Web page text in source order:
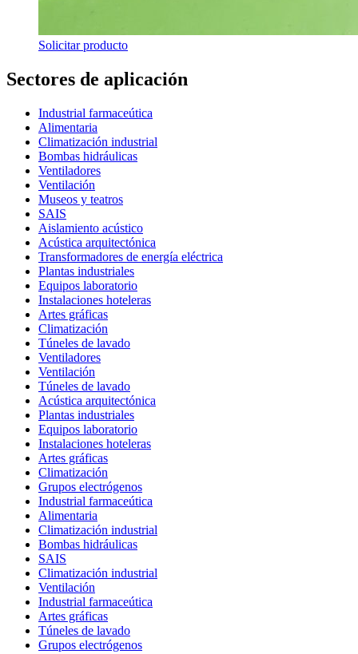
Solicitar producto
Sectores de aplicación
Industrial farmaceútica
Alimentaria
Climatización industrial
Bombas hidráulicas
Ventiladores
Ventilación
Museos y teatros
SAIS
Aislamiento acústico
Acústica arquitectónica
Transformadores de energía eléctrica
Plantas industriales
Equipos laboratorio
Instalaciones hoteleras
Artes gráficas
Climatización
Túneles de lavado
Ventiladores
Ventilación
Túneles de lavado
Acústica arquitectónica
Plantas industriales
Equipos laboratorio
Instalaciones hoteleras
Artes gráficas
Climatización
Grupos electrógenos
Industrial farmaceútica
Alimentaria
Climatización industrial
Bombas hidráulicas
SAIS
Climatización industrial
Ventilación
Industrial farmaceútica
Artes gráficas
Túneles de lavado
Grupos electrógenos